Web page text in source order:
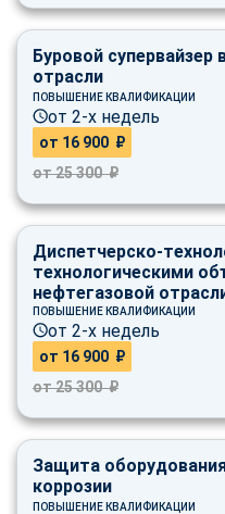
Буровой супервайзер
отрасли
ПОВЫШЕНИЕ КВАЛИФИКАЦИИ
от 2-х недель
от 16 900 ₽
от 25 300 ₽
Диспетчерско-
технологическими
нефтегазовой
ПОВЫШЕНИЕ КВАЛИФИКАЦИИ
от 2-х недель
от 16 900 ₽
от 25 300 ₽
Защита
коррозии
ПОВЫШЕНИЕ КВАЛИФИКАЦИИ